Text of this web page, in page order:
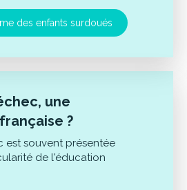
des enfants surdoués
une
?
est souvent présentée
de l'éducation